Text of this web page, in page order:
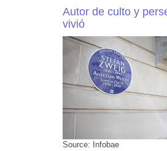
Autor de culto y
vivió
Source: Infobae